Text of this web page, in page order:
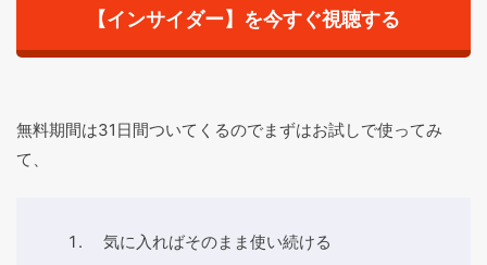
【インサイダー】を今すぐ視聴する
無料期間は31日間ついてくるのでまずはお試しで使ってみ
て、
気に入ればそのまま使い続ける